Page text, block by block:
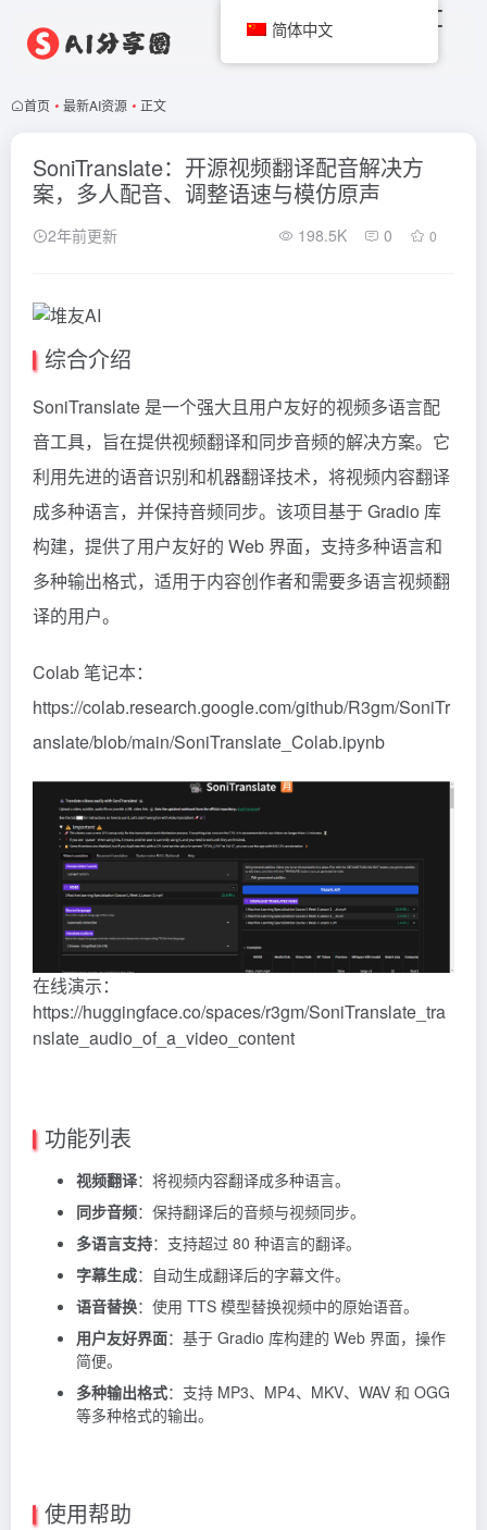
首页 • 最新AI资源 • 正文
SoniTranslate：开源视频翻译配音解决方
案，多人配音、调整语速与模仿原声
2年前更新 198.5K 0 0
综合介绍
SoniTranslate 是一个强大且用户友好的视频多语言配
音工具，旨在提供视频翻译和同步音频的解决方案。它
利用先进的语音识别和机器翻译技术，将视频内容翻译
成多种语言，并保持音频同步。该项目基于 Gradio 库
构建，提供了用户友好的 Web 界面，支持多种语言和
多种输出格式，适用于内容创作者和需要多语言视频翻
译的用户。
Colab 笔记本：
https://colab.research.google.com/github/R3gm/SoniTr
anslate/blob/main/SoniTranslate_Colab.ipynb
在线演示：
https://huggingface.co/spaces/r3gm/SoniTranslate_tra
nslate_audio_of_a_video_content
功能列表
视频翻译：将视频内容翻译成多种语言。
同步音频：保持翻译后的音频与视频同步。
多语言支持：支持超过 80 种语言的翻译。
字幕生成：自动生成翻译后的字幕文件。
语音替换：使用 TTS 模型替换视频中的原始语音。
用户友好界面：基于 Gradio 库构建的 Web 界面，操作
简便。
多种输出格式：支持 MP3、MP4、MKV、WAV 和 OGG
等多种格式的输出。
使用帮助
简体中文